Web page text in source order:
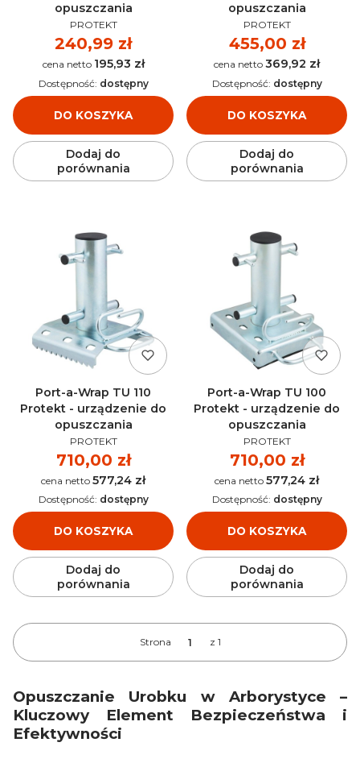
opuszczania
PRODUCENT
PROTEKT
Cena
240,99 zł
Cena 195,93 zł
DO KOSZYKA
Dostępność: dostępny
Dodaj do
porównania
opuszczania
PRODUCENT
PROTEKT
Cena
455,00 zł
Cena 369,92 zł
DO KOSZYKA
Dostępność: dostępny
Dodaj do
porównania
Port-a-Wrap TU 110
Protekt - urządzenie do
opuszczania
PRODUCENT
PROTEKT
Cena
710,00 zł
Cena 577,24 zł
DO KOSZYKA
Dostępność: dostępny
Dodaj do
porównania
Port-a-Wrap TU 100
Protekt - urządzenie do
opuszczania
PRODUCENT
PROTEKT
Cena
710,00 zł
Cena 577,24 zł
DO KOSZYKA
Dostępność: dostępny
Dodaj do
porównania
Strona z 1
Opuszczanie Urobku w Arborystyce –
Kluczowy Element Bezpieczeństwa i
Efektywności